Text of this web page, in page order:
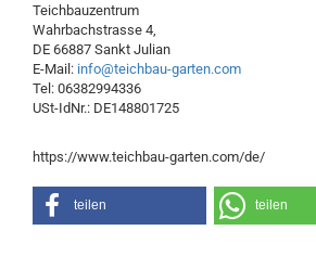
Teichbauzentrum
Wahrbachstrasse 4,
DE 66887 Sankt Julian
E-Mail: info@teichbau-garten.com
Tel: 06382994336
USt-IdNr.: DE148801725
https://www.teichbau-garten.com/de/
teilen teilen